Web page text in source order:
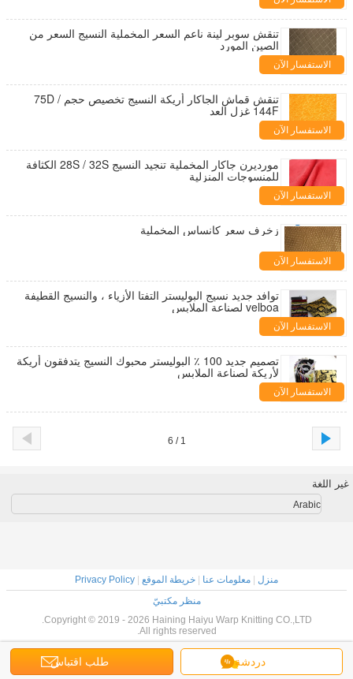
تنقش سوبر لينة ناعم السعر المخملية النسيج السعر من
الصين المورد
الاستفسار الآن
تنقش قماش الجاكار أريكة النسيج تخصيص حجم 75D /
144F غزل العد
الاستفسار الآن
مورديرن جاكار المخملية تنجيد النسيج 28S / 32S الكثافة
للمنسوجات المنزلية
الاستفسار الآن
زخرف سعر كانساس المخملية
الاستفسار الآن
توافد جديد نسيج البوليستر التفتا الأزياء ، والنسيج القطيفة
velboa لصناعة الملابس
الاستفسار الآن
تصميم جديد 100 ٪ البوليستر محبوك النسيج يتدفقون أريكة
لأريكة لصناعة الملابس
الاستفسار الآن
1 / 6
دردشة طلب اقتباس
غير اللغة
Arabic
منزل معلومات عنا خريطة الموقع
Privacy Policy
منظر مكتبيّ
Copyright © 2019 - 2026 Haining Haiyu Warp Knitting CO.,LTD.
All rights reserved.